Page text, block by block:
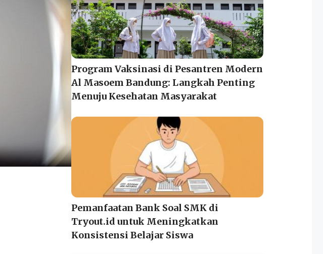
Program Vaksinasi di Pesantren Modern
Al Masoem Bandung: Langkah Penting
Menuju Kesehatan Masyarakat
Pemanfaatan Bank Soal SMK di
Tryout.id untuk Meningkatkan
Konsistensi Belajar Siswa